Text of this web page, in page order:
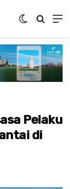
Switch skin
Pelaku
di